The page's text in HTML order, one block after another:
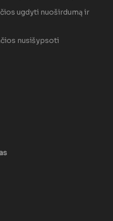
ugdyti nuoširdumą ir
nusišypsoti